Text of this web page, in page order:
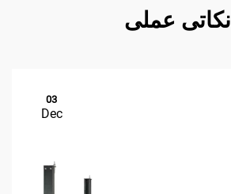
نکاتی عملی
03
Dec